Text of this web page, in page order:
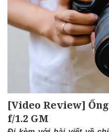
[Video Review]
f/1.2 GM